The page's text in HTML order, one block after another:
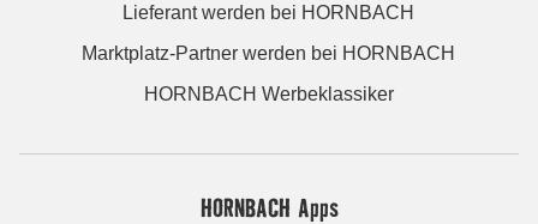
Lieferant werden bei HORNBACH
Marktplatz-Partner werden bei HORNBACH
HORNBACH Werbeklassiker
HORNBACH Apps